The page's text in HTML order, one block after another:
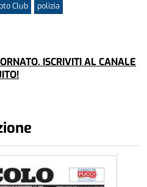
Club polizia
ISCRIVITI AL CANALE